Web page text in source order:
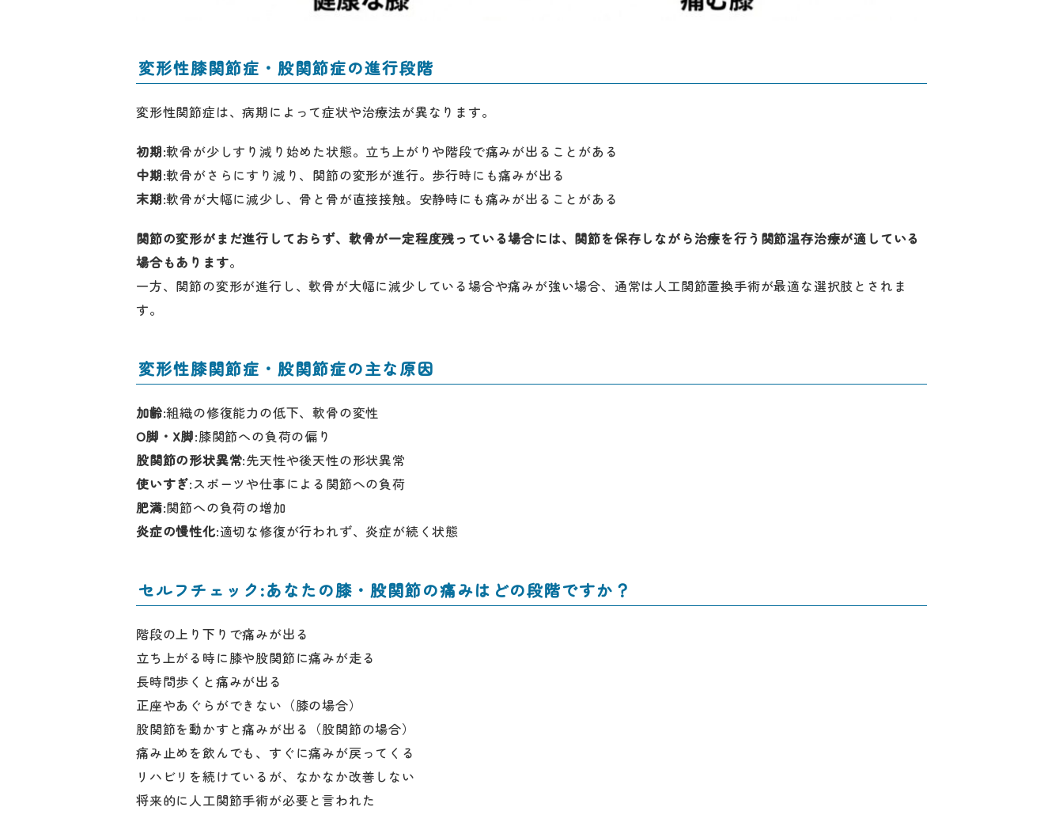
変形性膝関節症・股関節症の進行段階
変形性関節症は、病期によって症状や治療法が異なります。
初期:軟骨が少しすり減り始めた状態。立ち上がりや階段で痛みが出ることがある
中期:軟骨がさらにすり減り、関節の変形が進行。歩行時にも痛みが出る
末期:軟骨が大幅に減少し、骨と骨が直接接触。安静時にも痛みが出ることがある
関節の変形がまだ進行しておらず、軟骨が一定程度残っている場合には、関節を保存しながら治療を行う関節温存治療が適している
場合もあります。
一方、関節の変形が進行し、軟骨が大幅に減少している場合や痛みが強い場合、通常は人工関節置換手術が最適な選択肢とされま
す。
変形性膝関節症・股関節症の主な原因
加齢:組織の修復能力の低下、軟骨の変性
O脚・X脚:膝関節への負荷の偏り
股関節の形状異常:先天性や後天性の形状異常
使いすぎ:スポーツや仕事による関節への負荷
肥満:関節への負荷の増加
炎症の慢性化:適切な修復が行われず、炎症が続く状態
セルフチェック:あなたの膝・股関節の痛みはどの段階ですか？
階段の上り下りで痛みが出る
立ち上がる時に膝や股関節に痛みが走る
長時間歩くと痛みが出る
正座やあぐらができない（膝の場合）
股関節を動かすと痛みが出る（股関節の場合）
痛み止めを飲んでも、すぐに痛みが戻ってくる
リハビリを続けているが、なかなか改善しない
将来的に人工関節手術が必要と言われた